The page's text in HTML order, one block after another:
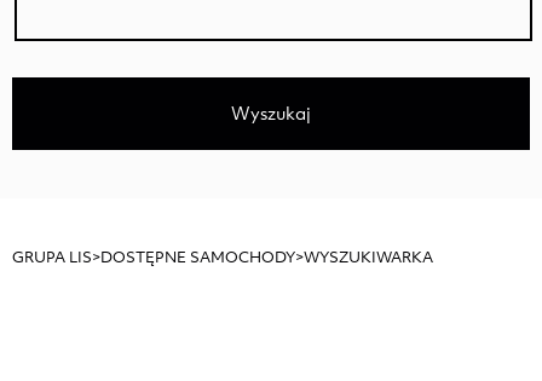
Wyszukaj
GRUPA LIS>DOSTĘPNE SAMOCHODY>WYSZUKIWARKA